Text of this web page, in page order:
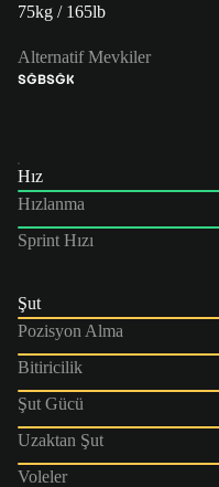
75kg / 165lb
Alternatif Mevkiler
SĞBSĞK
Hız
Hızlanma
Sprint Hızı
Şut
Pozisyon Alma
Bitiricilik
Şut Gücü
Uzaktan Şut
Voleler